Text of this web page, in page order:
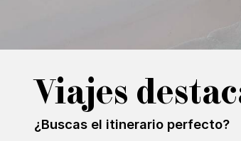
Viajes
¿Buscas el itinerario perfecto?